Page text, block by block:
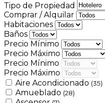
Tipo de Propiedad
Comprar / Alquilar
Habitaciones
Baños
Precio Mínimo
Precio Máximo
Precio Mínimo
Precio Máximo
Aire Acondicionado (35)
Amueblado (28)